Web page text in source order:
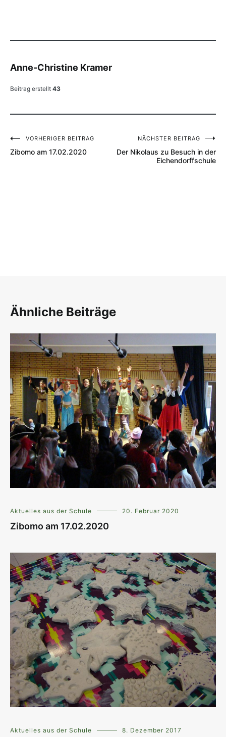
Anne-Christine Kramer
Beitrag erstellt 43
Beitragsnavigation
VORHERIGER BEITRAG
Zibomo am 17.02.2020
NÄCHSTER BEITRAG
Der Nikolaus zu Besuch in der
Eichendorffschule
Ähnliche Beiträge
Aktuelles aus der Schule 20. Februar 2020
Zibomo am 17.02.2020
Aktuelles aus der Schule 8. Dezember 2017